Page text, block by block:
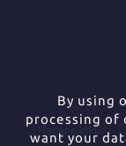
Часы с ИИ
By using
processing of
want your